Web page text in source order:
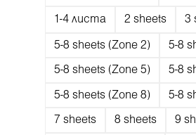
1-4 листа 2 sheets 3
5-8 sheets (Zone 2) 5-8
5-8 sheets (Zone 5) 5-8
5-8 sheets (Zone 8) 5-8
7 sheets 8 sheets 9